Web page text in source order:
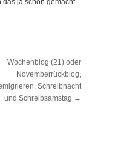
Wochenblog (21) oder
Novemberrückblog,
Schreibnacht
und Schreibsamstag →